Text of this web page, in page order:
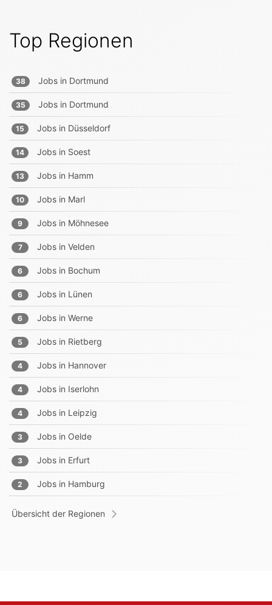
Top Regionen
38 Jobs in Dortmund
35 Jobs in Dortmund
15 Jobs in Düsseldorf
14 Jobs in Soest
13 Jobs in Hamm
10 Jobs in Marl
9 Jobs in Möhnesee
7 Jobs in Velden
6 Jobs in Bochum
6 Jobs in Lünen
6 Jobs in Werne
5 Jobs in Rietberg
4 Jobs in Hannover
4 Jobs in Iserlohn
4 Jobs in Leipzig
3 Jobs in Oelde
3 Jobs in Erfurt
2 Jobs in Hamburg
Übersicht der Regionen